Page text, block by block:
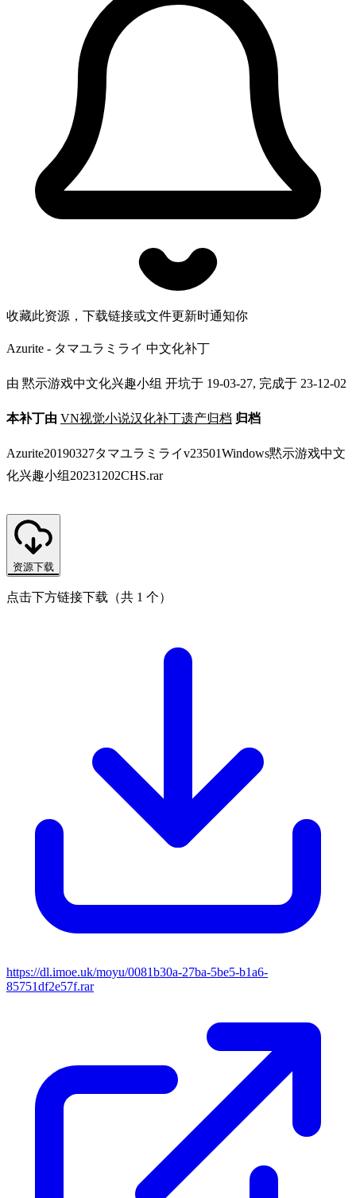
收藏此资源，下载链接或文件更新时通知你
Azurite - タマユラミライ 中文化补丁
由 黙示游戏中文化兴趣小组 开坑于 19-03-27, 完成于 23-12-02
本补丁由 VN视觉小说汉化补丁遗产归档 归档
Azurite20190327タマユラミライv23501Windows黙示游戏中文
化兴趣小组20231202CHS.rar
资源下载
点击下方链接下载（共 1 个）
https://dl.imoe.uk/moyu/0081b30a-27ba-5be5-b1a6-
85751df2e57f.rar